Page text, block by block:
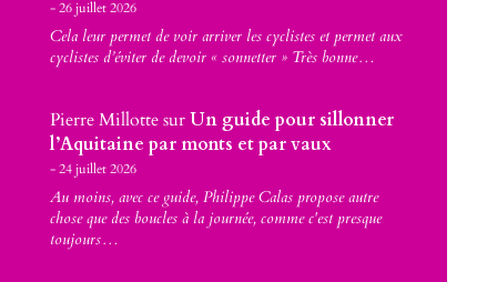
26 juillet 2026
Cela leur permet de voir arriver les cyclistes et permet aux
cyclistes d’éviter de devoir « sonnetter » Très bonne…
Pierre MillottesurUn guide pour sillonner
l’Aquitaine par monts et par vaux
24 juillet 2026
Au moins, avec ce guide, Philippe Calas propose autre
chose que des boucles à la journée, comme c'est presque
toujours…